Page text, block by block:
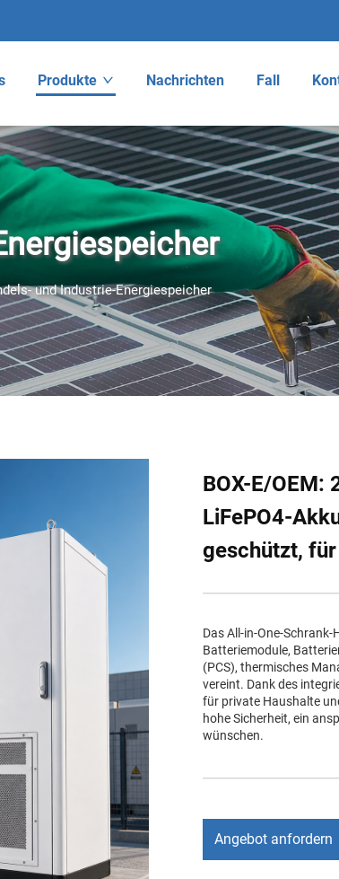
Produkte Nachrichten Fall
und Industrie-Energiespeicher
BOX-E/
LiFePO4-
geschützt,
Das All-in-One-
Batteriemodule,
(PCS), thermisches
vereint. Dank des
für private Haushalte
hohe Sicherheit, ein
wünschen.
Angebot anfordern